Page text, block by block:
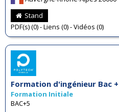
Stand
PDF(s) (0) - Liens (0) - Vidéos (0)
Formation d'ingénieur Bac
Formation Initiale
BAC+5